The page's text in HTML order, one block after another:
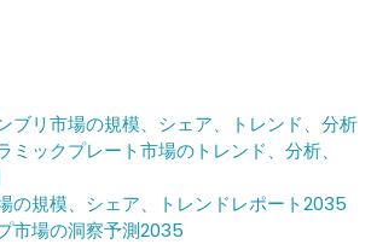
ブリ市場の規模、シェア、トレンド、分析
ミックプレート市場のトレンド、分析、
の規模、シェア、トレンドレポート2035
市場の洞察予測2035